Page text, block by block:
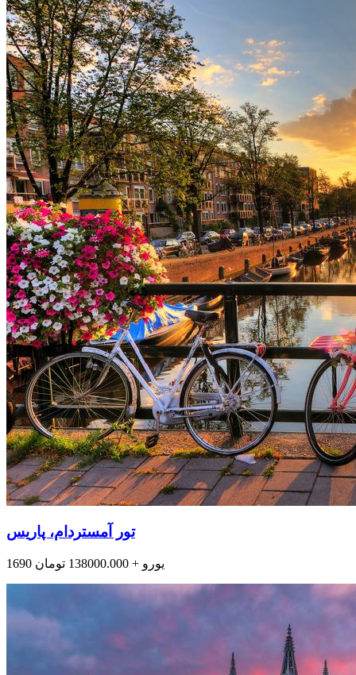
تور آمستردام، پاریس
1690 یورو + 138000.000 تومان